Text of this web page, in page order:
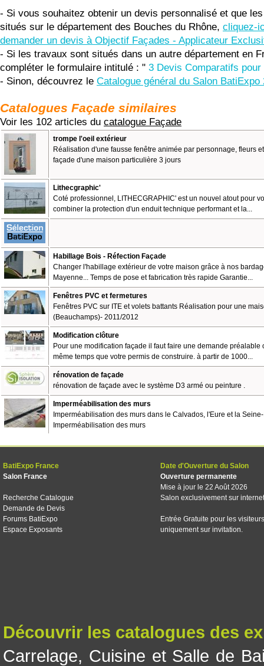
- Si vous souhaitez obtenir un devis personnalisé et que
situés sur le département des Bouches du Rhône, cliquez-
demander un devis à Objectif Façades - Applicateur
- Si les travaux sont situés dans un autre département en
compléter le formulaire intitulé : " 3 Devis Comparatifs
- Sinon, découvrez le Catalogue général du Salon BatiExpo
Catalogues Façade similaires
Voir les 102 articles du catalogue Façade
trompe l'oeil extérieur
Réalisation d'une fausse fenêtre animée par personnage, fleurs
façade d'une maison particulière 3 jours
Lithecgraphic'
Coté professionnel, LITHECGRAPHIC' est un nouvel atout pour
combiner la protection d'un enduit technique performant et la...
Habillage Bois - Réfection Façade
Changer l'habillage extérieur de votre maison grâce à nos
Mayenne... Temps de pose et fabrication très rapide Garantie...
Fenêtres PVC et fermetures
Fenêtres PVC sur ITE et volets battants Réalisation pour une
(Beauchamps)- 2011/2012
Modification clôture
Pour une modification façade il faut faire une demande préalable
même temps que votre permis de construire. à partir de 1000...
rénovation de façade
rénovation de façade avec le système D3 armé ou peinture .
Imperméabilisation des murs
Imperméabilisation des murs dans le Calvados, l'Eure et la
Imperméabilisation des murs
BatiExpo France
Salon France
Recherche Catalogue
Demande de Devis
Forums BatiExpo
Espace Exposants
Date d'Ouverture du Salon
Ouverture permanente
Mise à jour le 22 Août 2026
Salon exclusivement sur internet
Entrée Gratuite pour les visiteurs
uniquement sur invitation.
Découvrir les catalogues des
Carrelage, Cuisine et Salle de